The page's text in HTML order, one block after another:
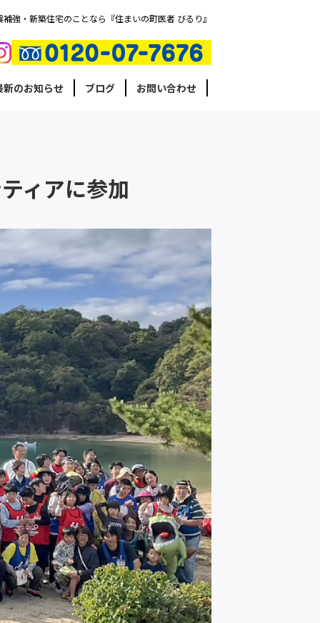
強・新築住宅のことなら『住まいの町医者 びるり』
新のお知らせ ブログ お問い合わせ
ィアに参加